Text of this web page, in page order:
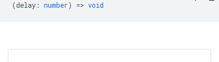
(delay : number) => void